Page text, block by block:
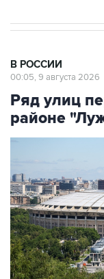
В РОССИИ
00:05, 9 августа 2026
Ряд улиц
районе